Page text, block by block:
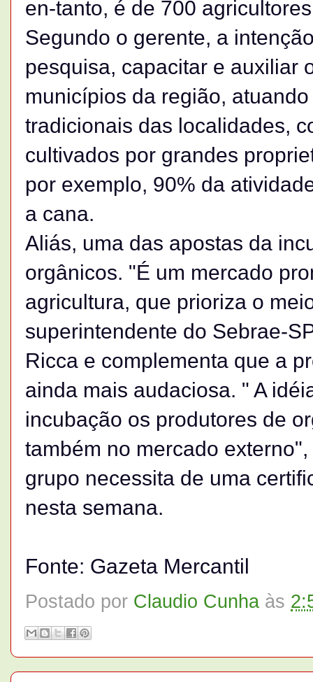
en-tanto, é de 700
Segundo o gerente, a
pesquisa, capacitar e auxiliar
municípios da região,
tradicionais das localidades,
cultivados por grandes
por exemplo, 90% da
a cana.
Aliás, uma das apostas da
orgânicos. "É um mercado
agricultura, que prioriza o
superintendente do Sebrae-
Ricca e complementa que a
ainda mais audaciosa. " A
incubação os produtores de
também no mercado
grupo necessita de uma
nesta semana.
Fonte: Gazeta Mercantil
Postado por Claudio Cunha às